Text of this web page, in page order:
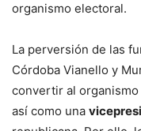
organismo electoral.
La perversión de las
Córdoba Vianello y
convertir al
así como una